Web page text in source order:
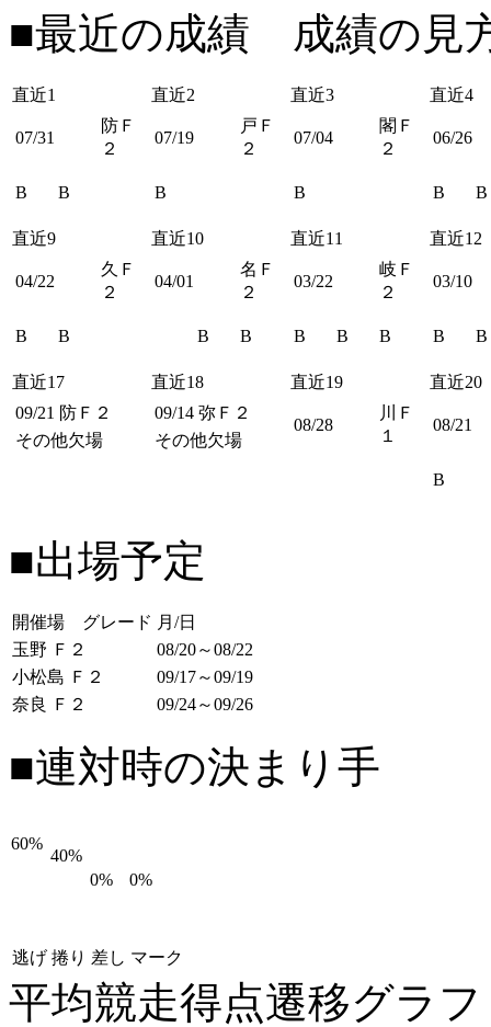
■最近の成績 成績の見
直近1 直近2 直近3 直近4
07/31
防Ｆ
２
B B
07/19
戸Ｆ
２
B
07/04
閣Ｆ
２
B
06/26
B B
直近9 直近10 直近11 直近12
04/22
久Ｆ
２
B B
04/01
名Ｆ
２
B B
03/22
岐Ｆ
２
B B B
03/10
B B
直近17 直近18 直近19
直近20
09/21 防Ｆ２
その他欠場
09/14 弥Ｆ２
その他欠場
08/28
川Ｆ
１
08/21
B
■出場予定
開催場 グレード 月/日
玉野 Ｆ２
08/20～08/22
小松島 Ｆ２
09/17～09/19
奈良 Ｆ２
09/24～09/26
■連対時の決まり手
60%
40%
0%
0%
逃げ 捲り 差し マーク
平均競走得点遷移グラ